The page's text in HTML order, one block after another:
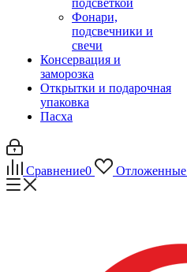
подсветкой
Фонари,
подсвечники и
свечи
Консервация и
заморозка
Открытки и подарочная
упаковка
Пасха
Сравнение0 Отложенные